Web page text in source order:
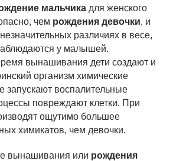
мальчика для женского
чем рождения девочки, и
различиях в весе,
у малышей.
вынашивания дети создают и
организм химические
запускают воспалительные
повреждают клетки. При
ощутимо большее
химикатов, чем девочки.
вынашивания или рождения